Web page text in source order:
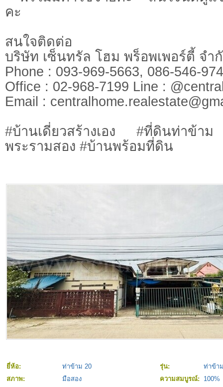
คะ
สนใจติดต่อ
บริษัท เซ็นทรัล โฮม พร็อพเพอร์ตี้
Phone : 093-969-5663, 086-546-
Office : 02-968-7199 Line :
​​​​​​​Email :
#บ้านเดี่ยวสร้างเอง #ที่ดินท่าข้า
พระรามสอง #บ้านพร้อมที่ดิน
ยี่ห้อ: ท่าข้าม 20 รุ่น:
ท่าข้า
สภาพ:
มือสอง ความสมบูรณ์:
100%